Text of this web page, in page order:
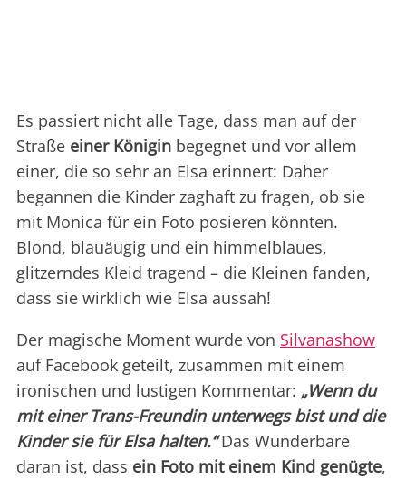
Es passiert nicht alle Tage, dass man auf der
Straße einer Königin begegnet und vor allem
einer, die so sehr an Elsa erinnert: Daher
begannen die Kinder zaghaft zu fragen, ob sie
mit Monica für ein Foto posieren könnten.
Blond, blauäugig und ein himmelblaues,
glitzerndes Kleid tragend – die Kleinen fanden,
dass sie wirklich wie Elsa aussah!
Der magische Moment wurde von Silvanashow
auf Facebook geteilt, zusammen mit einem
ironischen und lustigen Kommentar: „Wenn du
mit einer Trans-Freundin unterwegs bist und die
Kinder sie für Elsa halten.“Das Wunderbare
daran ist, dass ein Foto mit einem Kind genügte,